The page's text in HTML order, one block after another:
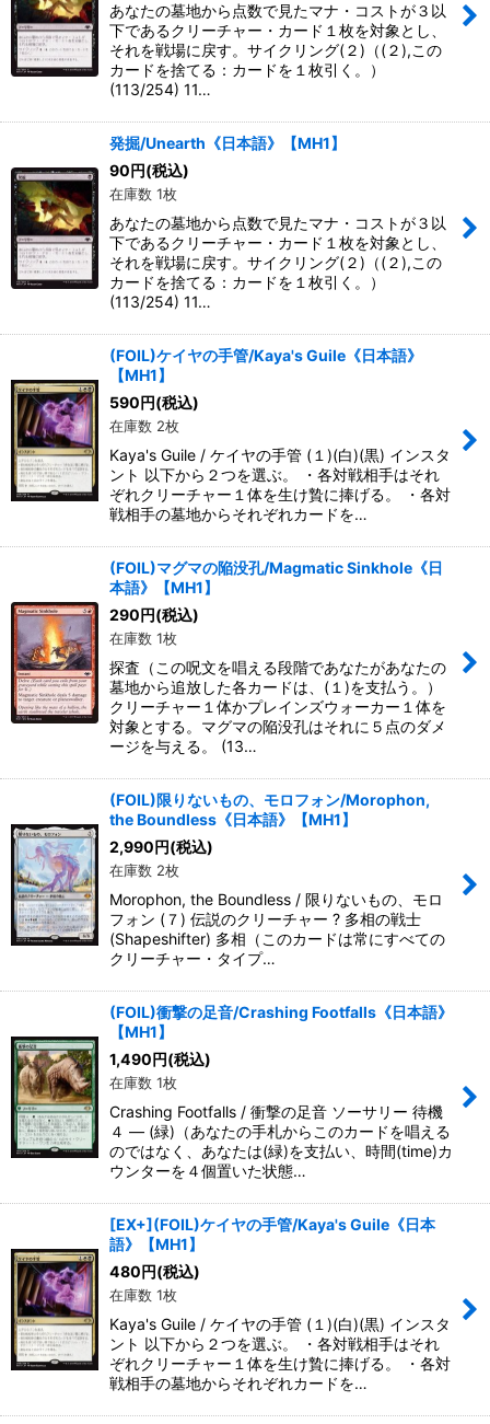
あなたの墓地から点数で見たマナ・コストが３以
下であるクリーチャー・カード１枚を対象とし、
それを戦場に戻す。サイクリング(２)（(２),この
カードを捨てる：カードを１枚引く。）
(113/254) 11…
発掘/Unearth《日本語》【MH1】
90円(税込)
在庫数 1枚
あなたの墓地から点数で見たマナ・コストが３以
下であるクリーチャー・カード１枚を対象とし、
それを戦場に戻す。サイクリング(２)（(２),この
カードを捨てる：カードを１枚引く。）
(113/254) 11…
(FOIL)ケイヤの手管/Kaya's Guile《日本語》
【MH1】
590円(税込)
在庫数 2枚
Kaya's Guile / ケイヤの手管 (１)(白)(黒) インスタ
ント 以下から２つを選ぶ。 ・各対戦相手はそれ
ぞれクリーチャー１体を生け贄に捧げる。 ・各対
戦相手の墓地からそれぞれカードを…
(FOIL)マグマの陥没孔/Magmatic Sinkhole《日
本語》【MH1】
290円(税込)
在庫数 1枚
探査（この呪文を唱える段階であなたがあなたの
墓地から追放した各カードは、(１)を支払う。）
クリーチャー１体かプレインズウォーカー１体を
対象とする。マグマの陥没孔はそれに５点のダメ
ージを与える。 (13…
(FOIL)限りないもの、モロフォン/Morophon,
the Boundless《日本語》【MH1】
2,990円(税込)
在庫数 2枚
Morophon, the Boundless / 限りないもの、モロ
フォン (７) 伝説のクリーチャー ? 多相の戦士
(Shapeshifter) 多相（このカードは常にすべての
クリーチャー・タイプ…
(FOIL)衝撃の足音/Crashing Footfalls《日本語》
【MH1】
1,490円(税込)
在庫数 1枚
Crashing Footfalls / 衝撃の足音 ソーサリー 待機
４ ― (緑)（あなたの手札からこのカードを唱える
のではなく、あなたは(緑)を支払い、時間(time)カ
ウンターを４個置いた状態…
[EX+](FOIL)ケイヤの手管/Kaya's Guile《日本
語》【MH1】
480円(税込)
在庫数 1枚
Kaya's Guile / ケイヤの手管 (１)(白)(黒) インスタ
ント 以下から２つを選ぶ。 ・各対戦相手はそれ
ぞれクリーチャー１体を生け贄に捧げる。 ・各対
戦相手の墓地からそれぞれカードを…